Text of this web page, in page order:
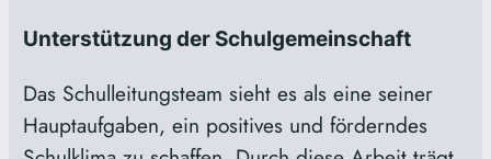
Unterstützung der Schulgemeinschaft
Das Schulleitungsteam sieht es als eine seiner
Hauptaufgaben, ein positives und förderndes